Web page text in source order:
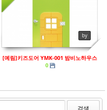
by
[예림]키즈도어 YMK-001 밤비노하우스
0